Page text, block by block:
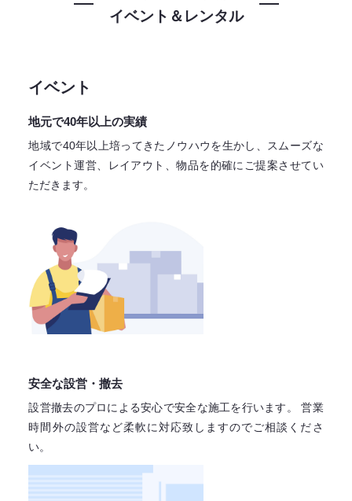
イベント＆レンタル
イベント
地元で40年以上の実績
地域で40年以上培ってきたノウハウを生かし、スムーズな
イベント運営、レイアウト、物品を的確にご提案させてい
ただきます。
安全な設営・撤去
設営撤去のプロによる安心で安全な施工を行います。
営業
時間外の設営など柔軟に対応致しますのでご相談くださ
い。